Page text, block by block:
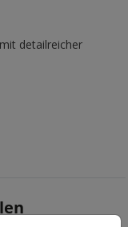
detailreicher